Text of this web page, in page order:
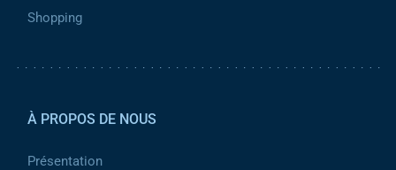
Shopping
À PROPOS DE NOUS
Présentation